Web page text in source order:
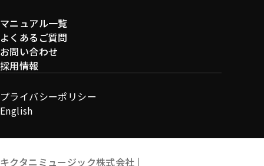
マニュアル一覧
よくあるご質問
お問い合わせ
採用情報
プライバシーポリシー
English
キクタニミュージック株式会社 |